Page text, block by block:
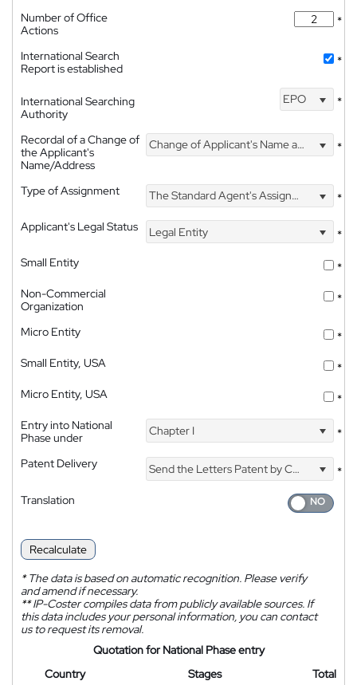
Number of Office
Actions
*
International Search
Report is established
*
International Searching
Authority
EPO *
Recordal of a Change of
the Applicant's
Name/Address
Change of Applicant's Name and Address *
Type of Assignment The Standard Agent's Assignment
*
Applicant's Legal Status
Legal Entity
*
Small Entity
*
Non-Commercial
Organization
*
Micro Entity
*
Small Entity, USA
*
Micro Entity, USA
*
Entry into National
Phase under
Chapter I *
Patent Delivery Send the Letters Patent by Courier
*
Translation
Recalculate
*The data is based on automatic recognition. Please verify
and amend if necessary.
**IP-Coster compiles data from publicly available sources. If
this data includes your personal information, you can contact
us to request its removal.
Quotation for National Phase entry
Country
Stages Total